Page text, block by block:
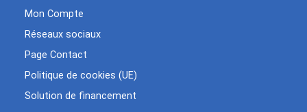
Mon Compte
Réseaux sociaux
Page Contact
Politique de cookies (UE)
Solution de financement